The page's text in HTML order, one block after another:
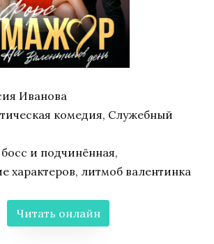
Иванoва
комедия, Служебный
босс и подчинённая,
характеров, литмоб валентинка
Читать онлайн